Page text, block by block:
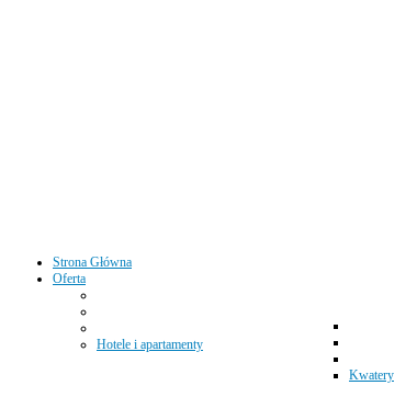
Strona Główna
Oferta
Hotele i apartamenty
Kwatery